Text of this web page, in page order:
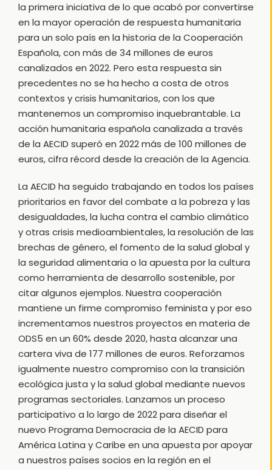
la primera iniciativa de lo que acabó por convertirse
en la mayor operación de respuesta humanitaria
para un solo país en la historia de la Cooperación
Española, con más de 34 millones de euros
canalizados en 2022. Pero esta respuesta sin
precedentes no se ha hecho a costa de otros
contextos y crisis humanitarios, con los que
mantenemos un compromiso inquebrantable. La
acción humanitaria española canalizada a través
de la AECID superó en 2022 más de 100 millones de
euros, cifra récord desde la creación de la Agencia.
La AECID ha seguido trabajando en todos los países
prioritarios en favor del combate a la pobreza y las
desigualdades, la lucha contra el cambio climático
y otras crisis medioambientales, la resolución de las
brechas de género, el fomento de la salud global y
la seguridad alimentaria o la apuesta por la cultura
como herramienta de desarrollo sostenible, por
citar algunos ejemplos. Nuestra cooperación
mantiene un firme compromiso feminista y por eso
incrementamos nuestros proyectos en materia de
ODS5 en un 60% desde 2020, hasta alcanzar una
cartera viva de 177 millones de euros. Reforzamos
igualmente nuestro compromiso con la transición
ecológica justa y la salud global mediante nuevos
programas sectoriales. Lanzamos un proceso
participativo a lo largo de 2022 para diseñar el
nuevo Programa Democracia de la AECID para
América Latina y Caribe en una apuesta por apoyar
a nuestros países socios en la región en el